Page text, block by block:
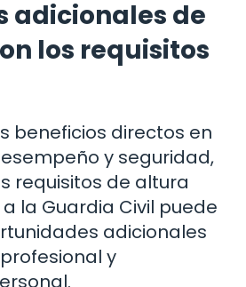
adicionales de
los requisitos
beneficios directos en
y seguridad,
requisitos de altura
la Guardia Civil puede
adicionales
y